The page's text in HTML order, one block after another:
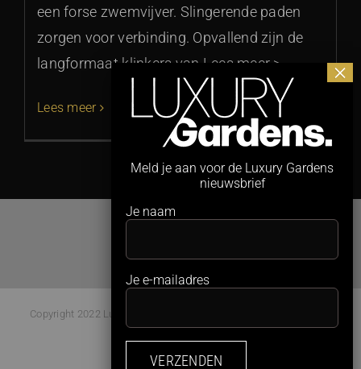
een forse zwemvijver. Slingerende paden
zorgen voor verbinding. Opvallend zijn de
langformaat klinkers van Lees meer >
Lees meer
Copyright 2022 Luxury Gardens Magazine | All Rights Reserved |
Meld je aan voor de Luxury Gardens
nieuwsbrief
Je naam
Je e-mailadres